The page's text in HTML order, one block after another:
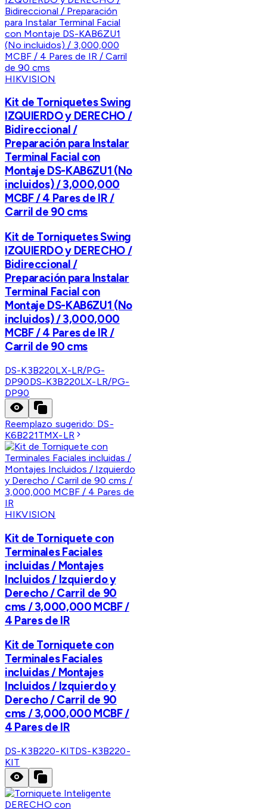
HIKVISION
Kit de Torniquetes Swing
IZQUIERDO y DERECHO /
Bidireccional /
Preparación para Instalar
Terminal Facial con
Montaje DS-KAB6ZU1 (No
incluidos) / 3,000,000
MCBF / 4 Pares de IR /
Carril de 90 cms
Kit de Torniquetes Swing
IZQUIERDO y DERECHO /
Bidireccional /
Preparación para Instalar
Terminal Facial con
Montaje DS-KAB6ZU1 (No
incluidos) / 3,000,000
MCBF / 4 Pares de IR /
Carril de 90 cms
DS-K3B220LX-LR/PG-
DP90DS-K3B220LX-LR/PG-
DP90
Reemplazo sugerido: DS-
K6B221TMX-LR
HIKVISION
Kit de Torniquete con
Terminales Faciales
incluidas / Montajes
Incluidos / Izquierdo y
Derecho / Carril de 90
cms / 3,000,000 MCBF /
4 Pares de IR
Kit de Torniquete con
Terminales Faciales
incluidas / Montajes
Incluidos / Izquierdo y
Derecho / Carril de 90
cms / 3,000,000 MCBF /
4 Pares de IR
DS-K3B220-KITDS-K3B220-
KIT